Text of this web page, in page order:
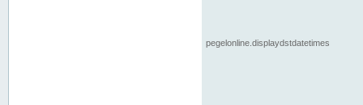
pegelonline.displaydstdatetimes